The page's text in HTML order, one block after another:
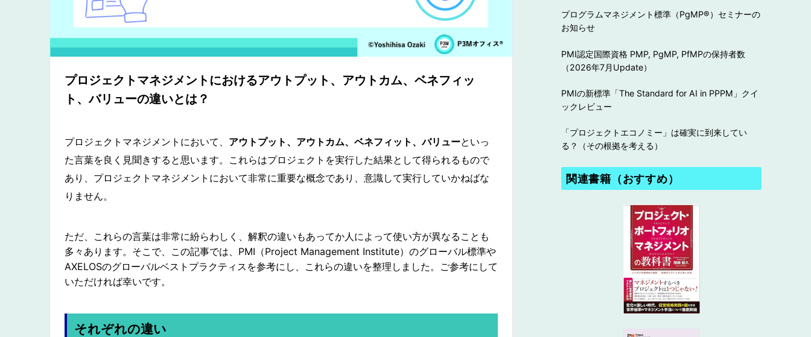
プロジェクトマネジメントにおけるアウトプット、アウトカム、ベネフィッ
ト、バリューの違いとは？
プロジェクトマネジメントにおいて、 アウトプット、アウトカム、ベネフィット、バリューといっ
た言葉を良く見聞きすると思います。これらはプロジェクトを実行した結果として得られるもので
あり、プロジェクトマネジメントにおいて非常に重要な概念であり、意識して実行していかねばな
りません。
ただ、これらの言葉は非常に紛らわしく、解釈の違いもあってか人によって使い方が異なることも
多々あります。そこで、この記事では、PMI（Project Management Institute）のグローバル標準や
AXELOSのグローバルベストプラクティスを参考にし、これらの違いを整理しました。ご参考にして
いただければ幸いです。
それぞれの違い
プログラムマネジメント標準（PgMP®︎）セミナーの
お知らせ
PMI認定国際資格 PMP, PgMP, PfMPの保持者数
（2026年7月Update）
PMIの新標準「The Standard for AI in PPPM」クイ
ックレビュー
「プロジェクトエコノミー」は確実に到来してい
る？（その根拠を考える）
関連書籍（おすすめ）